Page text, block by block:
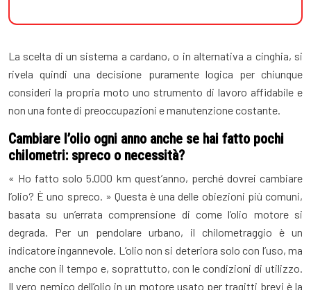
La scelta di un sistema a cardano, o in alternativa a cinghia, si
rivela quindi una decisione puramente logica per chiunque
consideri la propria moto uno strumento di lavoro affidabile e
non una fonte di preoccupazioni e manutenzione costante.
Cambiare l’olio ogni anno anche se hai fatto pochi
chilometri: spreco o necessità?
« Ho fatto solo 5.000 km quest’anno, perché dovrei cambiare
l’olio? È uno spreco. » Questa è una delle obiezioni più comuni,
basata su un’errata comprensione di come l’olio motore si
degrada. Per un pendolare urbano, il chilometraggio è un
indicatore ingannevole. L’olio non si deteriora solo con l’uso, ma
anche con il tempo e, soprattutto, con le condizioni di utilizzo.
Il vero nemico dell’olio in un motore usato per tragitti brevi è la